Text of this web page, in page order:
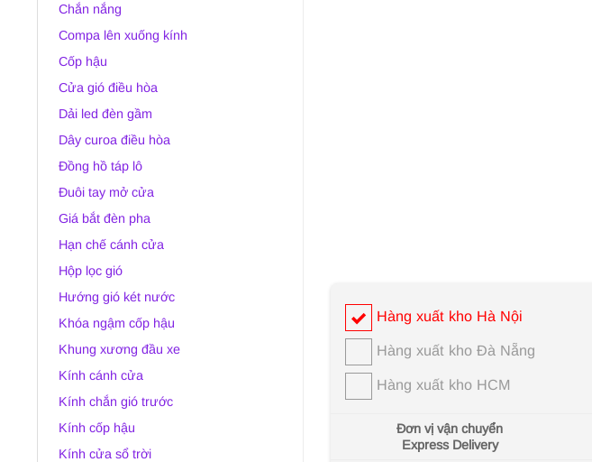
Chắn nắng
Compa lên xuống kính
Cốp hậu
Cửa gió điều hòa
Dải led đèn gầm
Dây curoa điều hòa
Đồng hồ táp lô
Đuôi tay mở cửa
Giá bắt đèn pha
Hạn chế cánh cửa
Hộp lọc gió
Hướng gió két nước
Khóa ngậm cốp hậu
Khung xương đầu xe
Kính cánh cửa
Kính chắn gió trước
Kính cốp hậu
Kính cửa sổ trời
Hàng xuất kho Hà Nội
Hàng xuất kho Đà Nẵng
Hàng xuất kho HCM
Đơn vị vận chuyển
Express Delivery